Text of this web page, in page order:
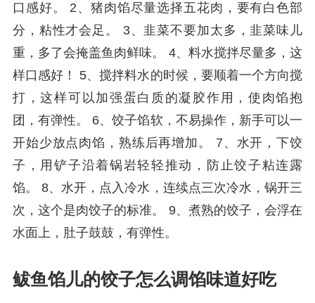
口感好。 2、猪肉馅尽量选择五花肉，要有白色部
分，粘性才会足。 3、韭菜不要加太多，韭菜味儿
重，多了会掩盖鱼肉鲜味。 4、料水搅拌尽量多，这
样口感好！ 5、搅拌料水的时候，要顺着一个方向搅
打，这样可以加强蛋白质的凝胶作用，使肉馅抱
团，有弹性。 6、饺子馅软，不易操作，新手可以一
开始少放点肉馅，熟练后再增加。 7、水开，下饺
子，用铲子沿着锅岩轻轻推动，防止饺子粘连露
馅。 8、水开，点入冷水，连续点三次冷水，锅开三
次，这个是肉饺子的标准。 9、煮熟的饺子，会浮在
水面上，肚子鼓鼓，有弹性。
鲅鱼馅儿的饺子怎么调馅味道好吃